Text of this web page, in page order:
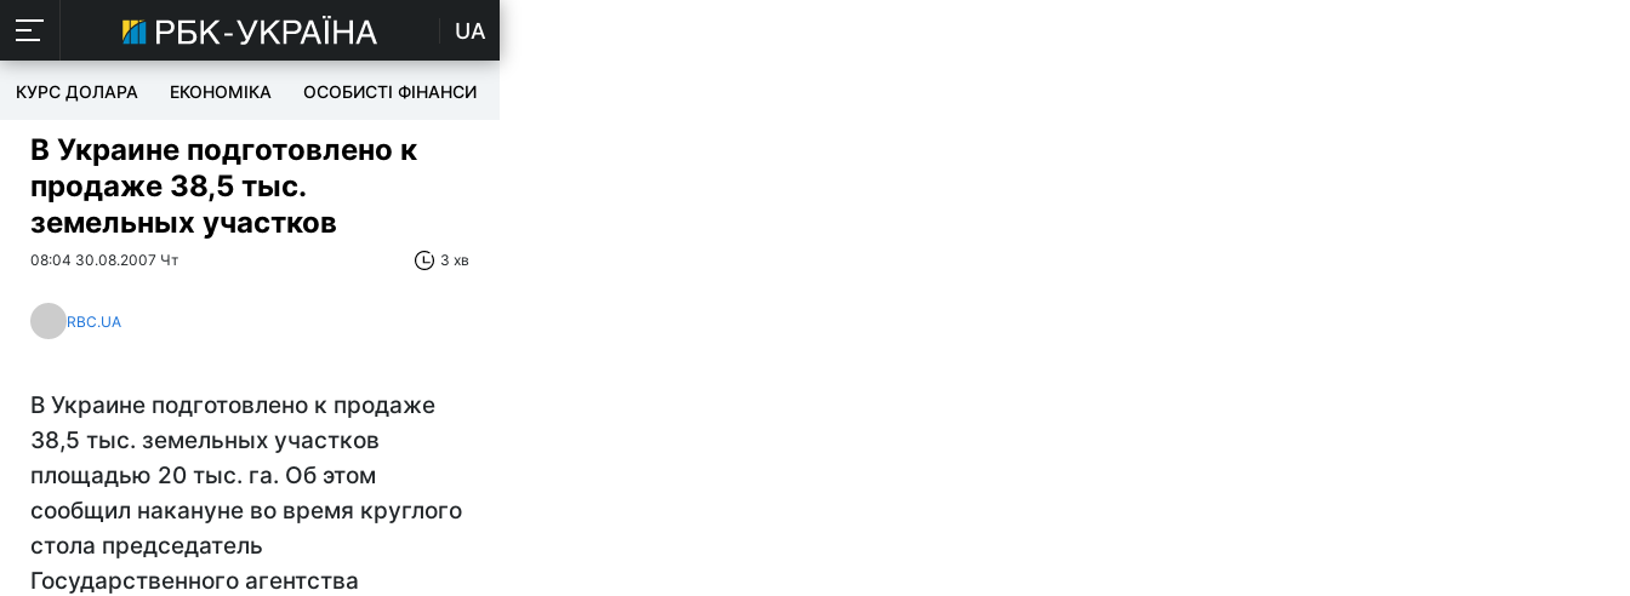
UA
КУРС ДОЛАРА ЕКОНОМІКА ОСОБИСТІ ФІНАНСИ
В Украине подготовлено к
продаже 38,5 тыс.
земельных участков
08:04 30.08.2007 Чт 3 хв
RBC.UA
В Украине подготовлено к продаже
38,5 тыс. земельных участков
площадью 20 тыс. га. Об этом
сообщил накануне во время круглого
стола председатель
Государственного агентства